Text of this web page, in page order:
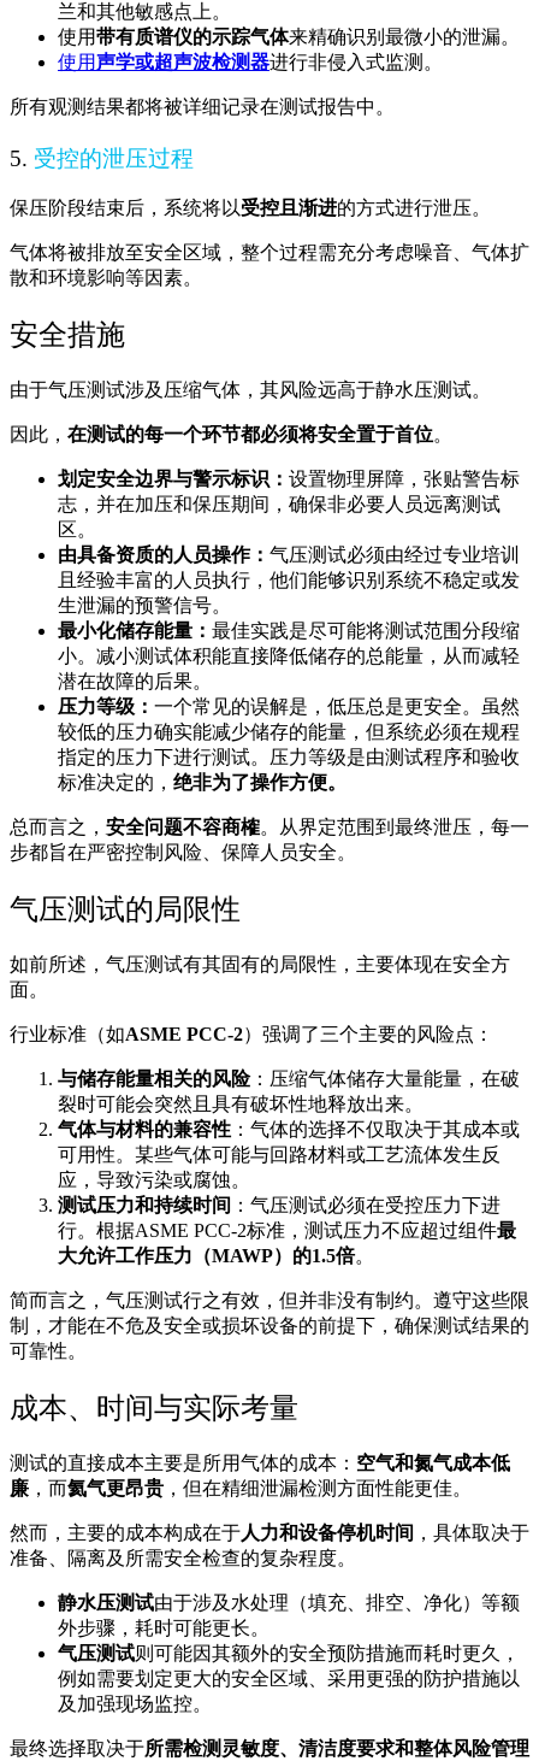
兰和其他敏感点上。
使用带有质谱仪的示踪气体来精确识别最微小的泄漏。
使用声学或超声波检测器进行非侵入式监测。
所有观测结果都将被详细记录在测试报告中。
5. 受控的泄压过程
保压阶段结束后，系统将以受控且渐进的方式进行泄压。
气体将被排放至安全区域，整个过程需充分考虑噪音、气体扩
散和环境影响等因素。
安全措施
由于气压测试涉及压缩气体，其风险远高于静水压测试。
因此， 在测试的每一个环节都必须将安全置于首位。
划定安全边界与警示标识： 设置物理屏障，张贴警告标
志，并在加压和保压期间，确保非必要人员远离测试
区。
由具备资质的人员操作： 气压测试必须由经过专业培训
且经验丰富的人员执行，他们能够识别系统不稳定或发
生泄漏的预警信号。
最小化储存能量： 最佳实践是尽可能将测试范围分段缩
小。减小测试体积能直接降低储存的总能量，从而减轻
潜在故障的后果。
压力等级： 一个常见的误解是，低压总是更安全。虽然
较低的压力确实能减少储存的能量，但系统必须在规程
指定的压力下进行测试。压力等级是由测试程序和验收
标准决定的， 绝非为了操作方便。
总而言之， 安全问题不容商榷。从界定范围到最终泄压，每一
步都旨在严密控制风险、保障人员安全。
气压测试的局限性
如前所述，气压测试有其固有的局限性，主要体现在安全方
面。
行业标准（如ASME PCC-2）强调了三个主要的风险点：
与储存能量相关的风险：压缩气体储存大量能量，在破
裂时可能会突然且具有破坏性地释放出来。
气体与材料的兼容性 ：气体的选择不仅取决于其成本或
可用性。某些气体可能与回路材料或工艺流体发生反
应，导致污染或腐蚀。
测试压力和持续时间 ：气压测试必须在受控压力下进
行。根据ASME PCC-2标准，测试压力不应超过组件最
大允许工作压力（MAWP）的1.5倍。
简而言之，气压测试行之有效，但并非没有制约。遵守这些限
制，才能在不危及安全或损坏设备的前提下，确保测试结果的
可靠性。
成本、时间与实际考量
测试的直接成本主要是所用气体的成本： 空气和氮气成本低
廉 ，而氦气更昂贵 ，但在精细泄漏检测方面性能更佳。
然而，主要的成本构成在于人力和设备停机时间 ，具体取决于
准备、隔离及所需安全检查的复杂程度。
静水压测试由于涉及水处理（填充、排空、净化）等额
外步骤，耗时可能更长。
气压测试则可能因其额外的安全预防措施而耗时更久，
例如需要划定更大的安全区域、采用更强的防护措施以
及加强现场监控。
最终选择取决于所需检测灵敏度、清洁度要求和整体风险管理